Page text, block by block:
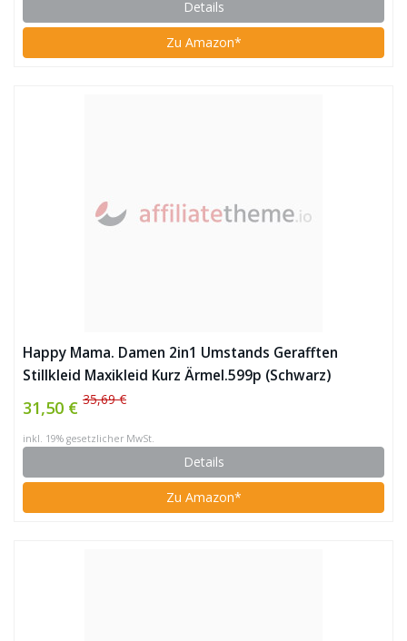
Details
Zu Amazon*
Happy Mama. Damen 2in1 Umstands Gerafften
Stillkleid Maxikleid Kurz Ärmel.599p (Schwarz)
31,50 € 35,69 €
inkl. 19% gesetzlicher MwSt.
Details
Zu Amazon*